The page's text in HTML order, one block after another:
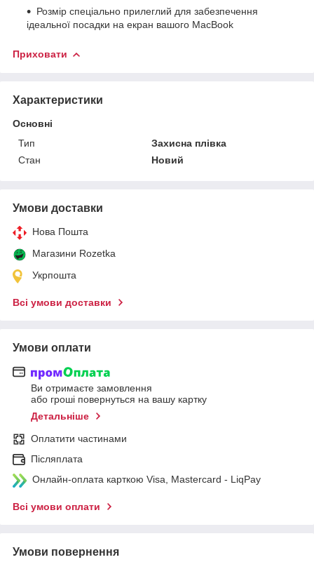
Розмір спеціально прилеглий для забезпечення
ідеальної посадки на екран вашого MacBook
Приховати
Характеристики
Основні
Тип
Захисна плівка
Стан
Новий
Умови доставки
Нова Пошта
Магазини Rozetka
Укрпошта
Всі умови доставки
Умови оплати
Ви отримаєте замовлення
або гроші повернуться на вашу картку
Детальніше
Оплатити частинами
Післяплата
Онлайн-оплата карткою Visa, Mastercard - LiqPay
Всі умови оплати
Умови повернення